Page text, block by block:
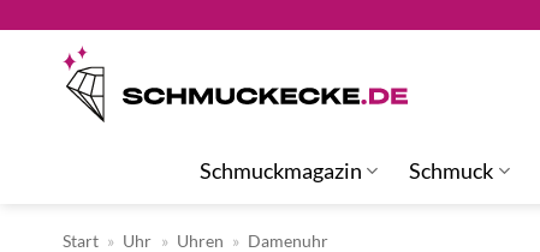
springen
Schmuckmagazin Schmuck
Start » Uhr » Uhren » Damenuhr